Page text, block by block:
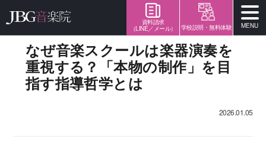
資料請求
（LINE／メール） 学校説明・無料体験 MENU
なぜ音楽スクールは楽器演奏を
重視する？「本物の制作」を目
指す指導哲学とは
2026.01.05